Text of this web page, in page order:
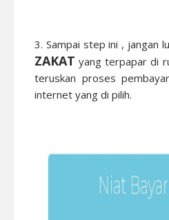
3. Sampai step ini , jangan
ZAKAT yang terpapar di
teruskan proses
internet yang di pilih.